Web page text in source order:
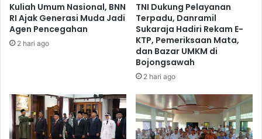
Kuliah Umum Nasional, BNN
RI Ajak Generasi Muda Jadi
Agen Pencegahan
2 hari ago
TNI Dukung Pelayanan
Terpadu, Danramil
Sukaraja Hadiri Rekam E-
KTP, Pemeriksaan Mata,
dan Bazar UMKM di
Bojongsawah
2 hari ago